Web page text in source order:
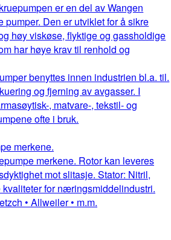
er en del av Wangen
pumper. Den er utviklet for å sikre
høy viskøse, flyktige og gassholdige
har høye krav til renhold og
benyttes innen industrien bl.a. til.
og fjerning av avgasser. I
, matvare-, tekstil- og
ofte i bruk.
merkene.
merkene. Rotor kan leveres
mot slitasje. Stator: Nitril,
for næringsmiddelindustri.
• Allweiler • m.m.